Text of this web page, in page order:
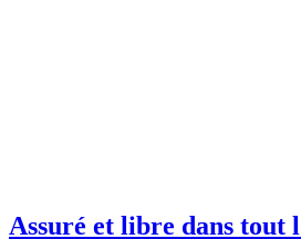
Assuré et libre dans tout